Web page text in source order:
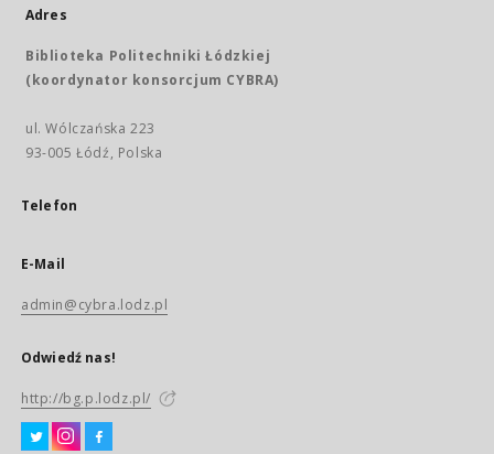
Adres
Biblioteka Politechniki Łódzkiej
(koordynator konsorcjum CYBRA)
ul. Wólczańska 223
93-005 Łódź, Polska
Telefon
E-Mail
admin@cybra.lodz.pl
Odwiedź nas!
http://bg.p.lodz.pl/